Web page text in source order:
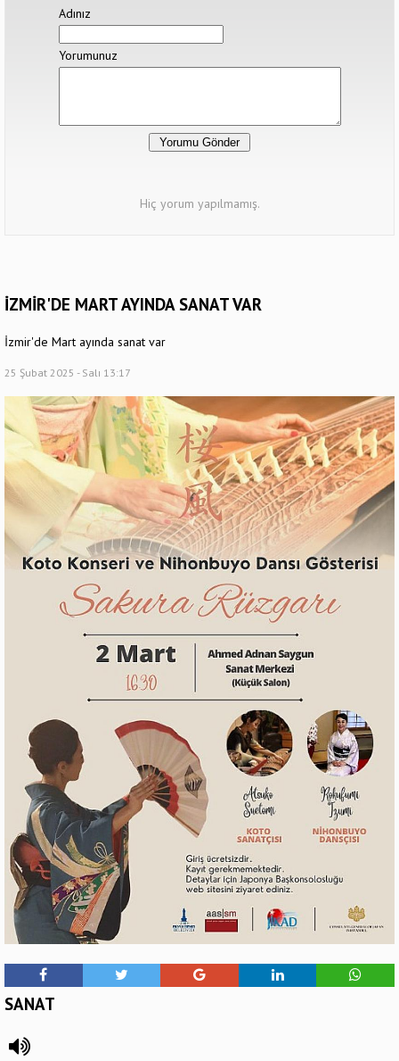
Adınız
Yorumunuz
Hiç yorum yapılmamış.
İZMİR'DE MART AYINDA SANAT VAR
İzmir'de Mart ayında sanat var
25 Şubat 2025 - Salı 13:17
SANAT